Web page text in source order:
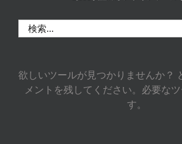
索
欲しいツールが見つかりませんか？
メントを残してください。必要な
す。